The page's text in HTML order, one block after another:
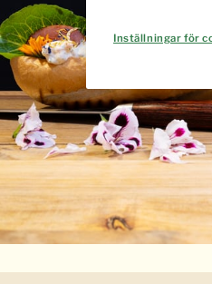
Inställningar för